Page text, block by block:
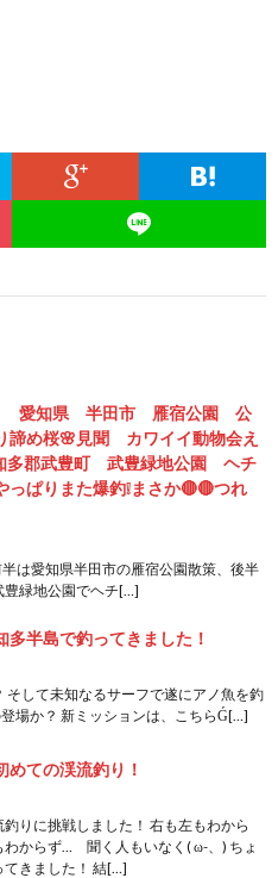
愛知県 半田市 雁宿公園 公
め桜🌸見聞 カワイイ動物会え
郡武豊町 武豊緑地公園 ヘチ
ぱりまた爆釣❕まさか🔴🔴つれ
半は愛知県半田市の雁宿公園散策、後半
豊緑地公園でヘチ[…]
多半島で釣ってきました！
そして未知なるサーフで遂にアノ魚を釣
場か？ 新ミッションは、こちらǴ[…]
めての渓流釣り！
りに挑戦しました！ 右も左もわから
わからず… 聞く人もいなく( ω-、) ちょ
てきました！ 結[…]